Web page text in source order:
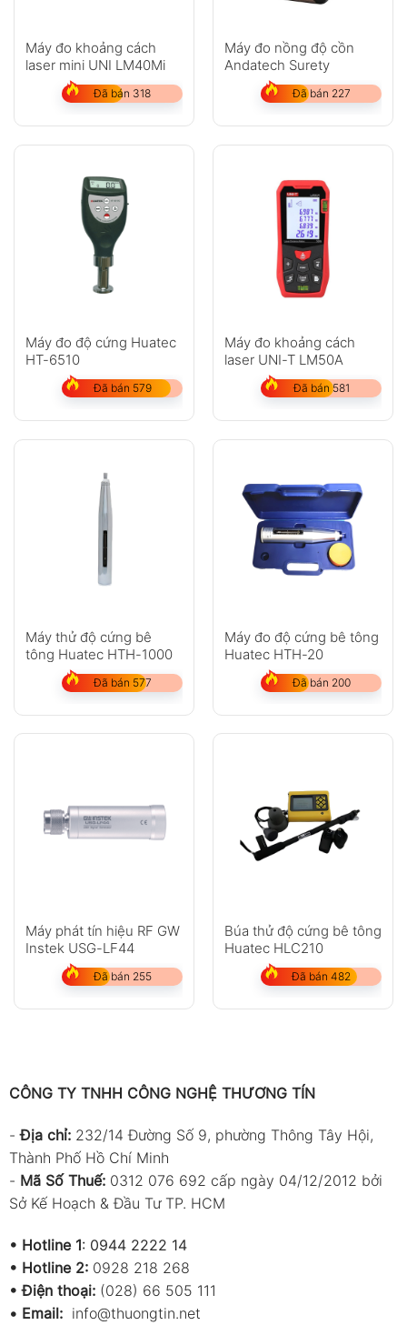
Máy đo khoảng cách
laser mini UNI LM40Mi
Đã bán 318
Máy đo nồng độ cồn
Andatech Surety
Đã bán 227
Máy đo độ cứng Huatec
HT-6510
Đã bán 579
Máy đo khoảng cách
laser UNI-T LM50A
Đã bán 581
Máy thử độ cứng bê
tông Huatec HTH-1000
Đã bán 577
Máy đo độ cứng bê tông
Huatec HTH-20
Đã bán 200
Máy phát tín hiệu RF GW
Instek USG-LF44
Đã bán 255
Búa thử độ cứng bê tông
Huatec HLC210
Đã bán 482
CÔNG TY TNHH CÔNG NGHỆ THƯƠNG TÍN
-Địa chỉ: 232/14 Đường Số 9, phường Thông Tây Hội,
Thành Phố Hồ Chí Minh
- Mã Số Thuế: 0312 076 692 cấp ngày 04/12/2012 bởi
Sở Kế Hoạch & Đầu Tư TP. HCM
• Hotline 1: 0944 2222 14
• Hotline 2: 0928 218 268
• Điện thoại: (028) 66 505 111
• Email: info@thuongtin.net